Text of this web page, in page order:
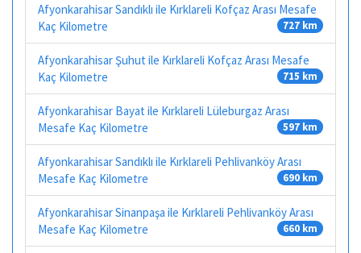
Afyonkarahisar Sandıklı ile Kırklareli Kofçaz Arası Mesafe
Kaç Kilometre
727 km
Afyonkarahisar Şuhut ile Kırklareli Kofçaz Arası Mesafe
Kaç Kilometre
715 km
Afyonkarahisar Bayat ile Kırklareli Lüleburgaz Arası
Mesafe Kaç Kilometre
597 km
Afyonkarahisar Sandıklı ile Kırklareli Pehlivanköy Arası
Mesafe Kaç Kilometre
690 km
Afyonkarahisar Sinanpaşa ile Kırklareli Pehlivanköy Arası
Mesafe Kaç Kilometre
660 km